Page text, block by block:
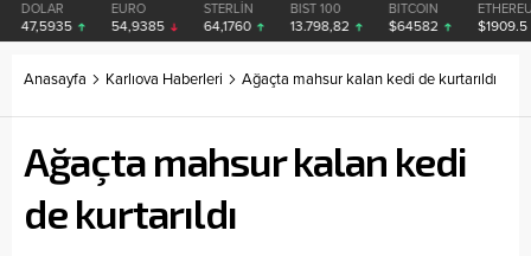
DOLAR
47,5935
EURO
54,9385
STERLİN
64,1760
BIST 100
13.798,82
BITCOIN
$64582
ETHEREUM
$1909.5
Anasayfa Karlıova Haberleri Ağaçta mahsur kalan kedi de kurtarıldı
Ağaçta mahsur kalan kedi
de kurtarıldı